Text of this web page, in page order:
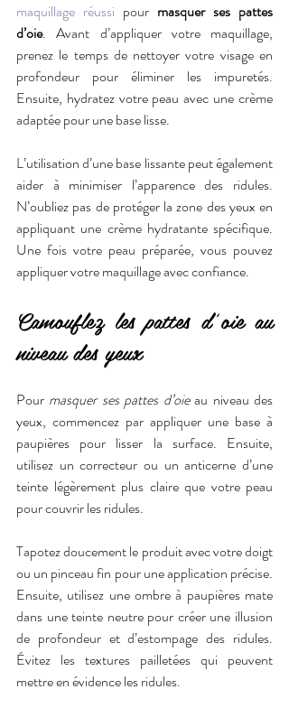
maquillage réussi pour masquer ses pattes
d’oie. Avant d’appliquer votre maquillage,
prenez le temps de nettoyer votre visage en
profondeur pour éliminer les impuretés.
Ensuite, hydratez votre peau avec une crème
adaptée pour une base lisse.
L’utilisation d’une base lissante peut également
aider à minimiser l’apparence des ridules.
N’oubliez pas de protéger la zone des yeux en
appliquant une crème hydratante spécifique.
Une fois votre peau préparée, vous pouvez
appliquer votre maquillage avec confiance.
Camouflez les pattes d’oie au
niveau des yeux
Pour masquer ses pattes d’oie au niveau des
yeux, commencez par appliquer une base à
paupières pour lisser la surface. Ensuite,
utilisez un correcteur ou un anticerne d’une
teinte légèrement plus claire que votre peau
pour couvrir les ridules.
Tapotez doucement le produit avec votre doigt
ou un pinceau fin pour une application précise.
Ensuite, utilisez une ombre à paupières mate
dans une teinte neutre pour créer une illusion
de profondeur et d’estompage des ridules.
Évitez les textures pailletées qui peuvent
mettre en évidence les ridules.